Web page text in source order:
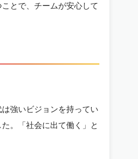
とで、チームが安心して
強いビジョンを持ってい
。「社会に出て働く」と